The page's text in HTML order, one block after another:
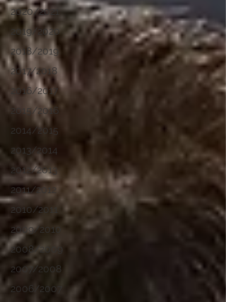
2020/2021
2019/2020
2018/2019
2017/2018
2016/2017
2015/2016
2014/2015
2013/2014
2012/2013
2011/2012
2010/2011
2009/2010
2008/2009
2007/2008
2006/2007